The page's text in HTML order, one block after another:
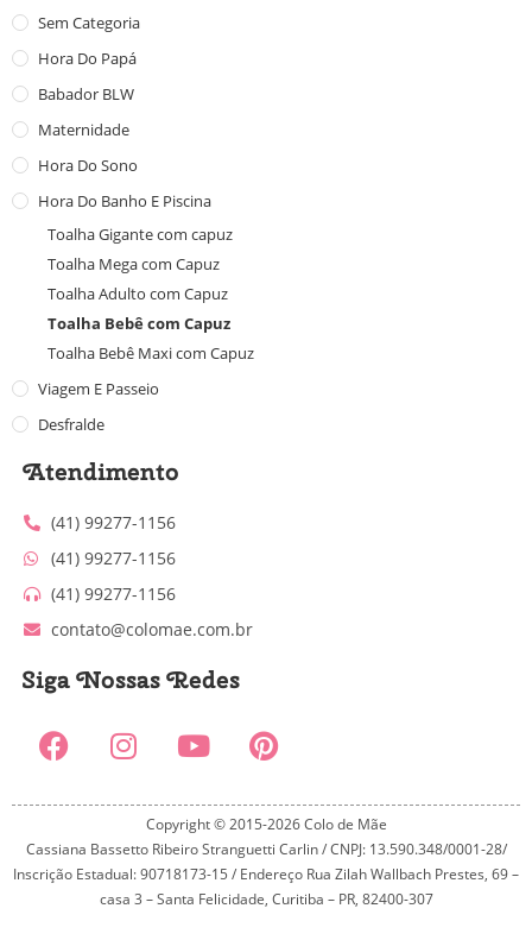
Sem Categoria
Hora Do Papá
Babador BLW
Maternidade
Hora Do Sono
Hora Do Banho E Piscina
Toalha Gigante com capuz
Toalha Mega com Capuz
Toalha Adulto com Capuz
Toalha Bebê com Capuz
Toalha Bebê Maxi com Capuz
Viagem E Passeio
Desfralde
Atendimento
(41) 99277-1156
(41) 99277-1156
(41) 99277-1156
contato@colomae.com.br
Siga Nossas Redes
Copyright © 2015-2026 Colo de Mãe
Cassiana Bassetto Ribeiro Stranguetti Carlin / CNPJ: 13.590.348/0001-28/
Inscrição Estadual: 90718173-15 / Endereço Rua Zilah Wallbach Prestes, 69 –
casa 3 – Santa Felicidade, Curitiba – PR, 82400-307